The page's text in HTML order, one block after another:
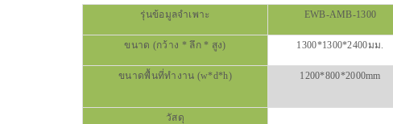
รุ่นข้อมูลจำเพาะ EWB-AMB-1300
ขนาด (กว้าง * ลึก * สูง) 1300*1300*2400มม.
ขนาดพื้นที่ทำงาน (w*d*h) 1200*800*2000mm
วัสดุ